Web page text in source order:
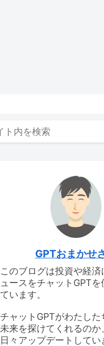
GPTおまかせ
このブログは投資や経済
ュースをチャットGPT
ています。
チャットGPTがわたした
未来を探けてくれるのか
日々アップデートしてい